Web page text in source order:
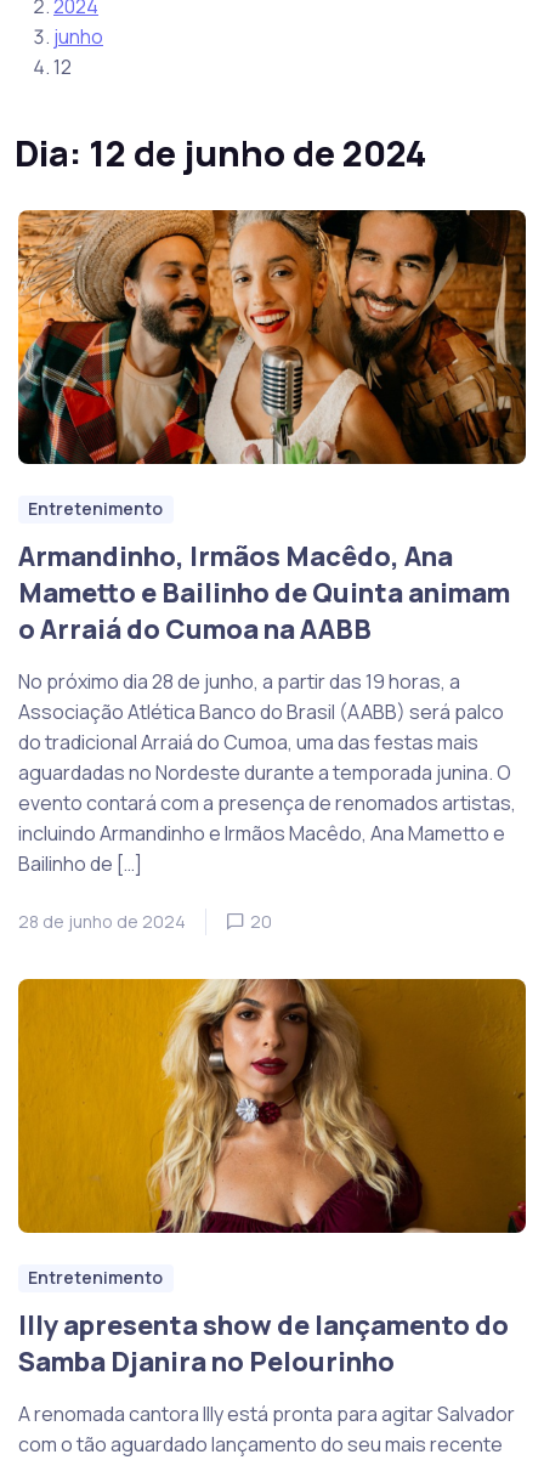
2024
junho
12
Dia: 12 de junho de 2024
Entretenimento
Armandinho, Irmãos Macêdo, Ana
Mametto e Bailinho de Quinta animam
o Arraiá do Cumoa na AABB
No próximo dia 28 de junho, a partir das 19 horas, a
Associação Atlética Banco do Brasil (AABB) será palco
do tradicional Arraiá do Cumoa, uma das festas mais
aguardadas no Nordeste durante a temporada junina. O
evento contará com a presença de renomados artistas,
incluindo Armandinho e Irmãos Macêdo, Ana Mametto e
Bailinho de […]
28 de junho de 2024 20
Entretenimento
Illy apresenta show de lançamento do
Samba Djanira no Pelourinho
A renomada cantora Illy está pronta para agitar Salvador
com o tão aguardado lançamento do seu mais recente